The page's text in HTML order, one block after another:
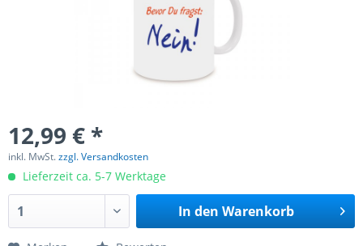
12,99 € *
inkl. MwSt.zzgl. Versandkosten
Lieferzeit ca. 5-7 Werktage
In den Warenkorb